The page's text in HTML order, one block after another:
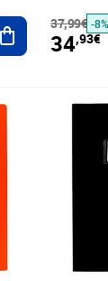
Ajouter au
37,99€ -8%
34,93€